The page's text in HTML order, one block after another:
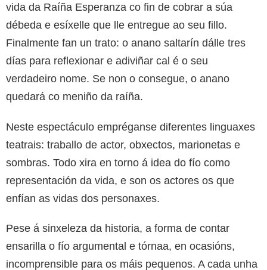
vida da Raíña Esperanza co fin de cobrar a súa
débeda e esíxelle que lle entregue ao seu fillo.
Finalmente fan un trato: o anano saltarín dálle tres
días para reflexionar e adiviñar cal é o seu
verdadeiro nome. Se non o consegue, o anano
quedará co meniño da raíña.
Neste espectáculo empréganse diferentes linguaxes
teatrais: traballo de actor, obxectos, marionetas e
sombras. Todo xira en torno á idea do fío como
representación da vida, e son os actores os que
enfían as vidas dos personaxes.
Pese á sinxeleza da historia, a forma de contar
ensarilla o fío argumental e tórnaa, en ocasións,
incomprensible para os máis pequenos. A cada unha